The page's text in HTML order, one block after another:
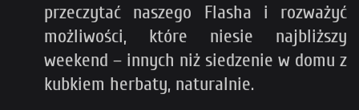
przeczytać naszego Flasha i rozważyć
możliwości, które niesie najbliższy
weekend – innych niż siedzenie w domu z
kubkiem herbaty, naturalnie.